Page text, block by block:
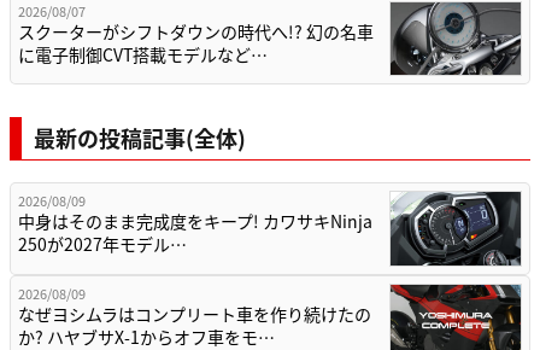
2026/08/07
スクーターがシフトダウンの時代へ!? 幻の名車
に電子制御CVT搭載モデルなど…
最新の投稿記事(全体)
2026/08/09
中身はそのまま完成度をキープ! カワサキNinja
250が2027年モデル…
2026/08/09
なぜヨシムラはコンプリート車を作り続けたの
か? ハヤブサX-1からオフ車をモ…